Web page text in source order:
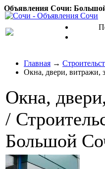
Объявления Сочи:
Главная →
Окна, двери, витражи,
Окна,
/
Большой